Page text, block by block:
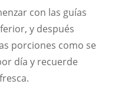
con las guías
y después
porciones como se
día y recuerde